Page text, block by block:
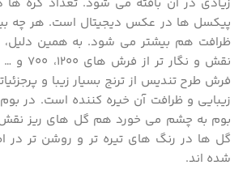
پیکسل ها در عکس دیجیتال است. هر چه
ظرافت هم بیشتر می شود. به همین دلیل،
نقش و
فرش طرح تندیس از ترنج بسیار زیبا و
زیبایی و ظرافت آن خیره کننده است. در
بوم به چشم می خورد هم گل های ریز
گل ها در رنگ های تیره تر و روشن تر در
شده اند.